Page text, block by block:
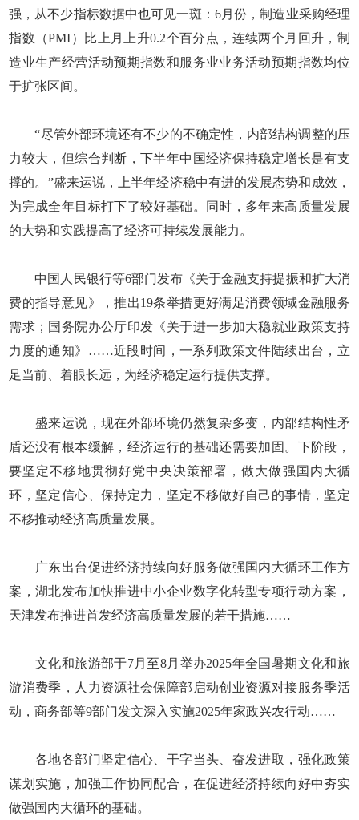
强，从不少指标数据中也可见一斑：6月份，制造业采购经理
指数（PMI）比上月上升0.2个百分点，连续两个月回升，制
造业生产经营活动预期指数和服务业业务活动预期指数均位
于扩张区间。
“尽管外部环境还有不少的不确定性，内部结构调整的压
力较大，但综合判断，下半年中国经济保持稳定增长是有支
撑的。”盛来运说，上半年经济稳中有进的发展态势和成效，
为完成全年目标打下了较好基础。同时，多年来高质量发展
的大势和实践提高了经济可持续发展能力。
中国人民银行等6部门发布《关于金融支持提振和扩大消
费的指导意见》，推出19条举措更好满足消费领域金融服务
需求；国务院办公厅印发《关于进一步加大稳就业政策支持
力度的通知》……近段时间，一系列政策文件陆续出台，立
足当前、着眼长远，为经济稳定运行提供支撑。
盛来运说，现在外部环境仍然复杂多变，内部结构性矛
盾还没有根本缓解，经济运行的基础还需要加固。下阶段，
要坚定不移地贯彻好党中央决策部署，做大做强国内大循
环，坚定信心、保持定力，坚定不移做好自己的事情，坚定
不移推动经济高质量发展。
广东出台促进经济持续向好服务做强国内大循环工作方
案，湖北发布加快推进中小企业数字化转型专项行动方案，
天津发布推进首发经济高质量发展的若干措施……
文化和旅游部于7月至8月举办2025年全国暑期文化和旅
游消费季，人力资源社会保障部启动创业资源对接服务季活
动，商务部等9部门发文深入实施2025年家政兴农行动……
各地各部门坚定信心、干字当头、奋发进取，强化政策
谋划实施，加强工作协同配合，在促进经济持续向好中夯实
做强国内大循环的基础。